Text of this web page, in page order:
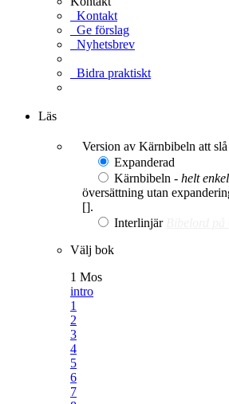
Kontakt
Ge förslag
Nyhetsbrev
Bidra praktiskt
Läs
Version av Kärnbibeln att
Expanderad
Kärnbibeln - helt
översättning utan
[].
Interlinjär
Välj bok
1 Mos
intro
1
2
3
4
5
6
7